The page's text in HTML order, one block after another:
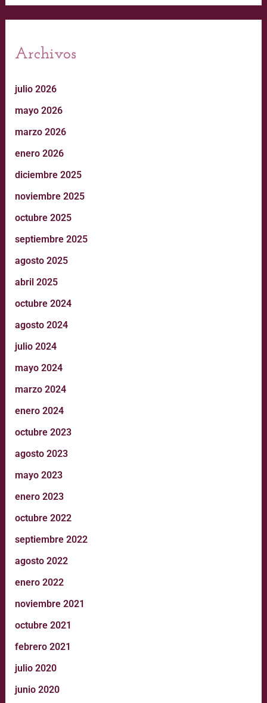
Archivos
julio 2026
mayo 2026
marzo 2026
enero 2026
diciembre 2025
noviembre 2025
octubre 2025
septiembre 2025
agosto 2025
abril 2025
octubre 2024
agosto 2024
julio 2024
mayo 2024
marzo 2024
enero 2024
octubre 2023
agosto 2023
mayo 2023
enero 2023
octubre 2022
septiembre 2022
agosto 2022
enero 2022
noviembre 2021
octubre 2021
febrero 2021
julio 2020
junio 2020